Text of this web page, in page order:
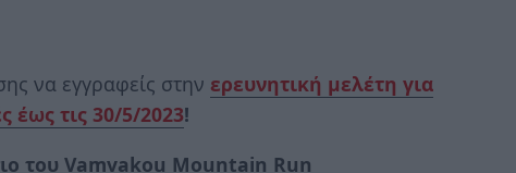
να εγγραφείς στην ερευνητική μελέτη για
έως τις 30/5/2023!
του Vamvakou Mountain Run